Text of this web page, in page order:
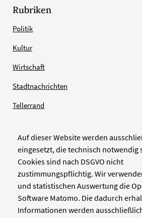
Auf dieser Website werden
eingesetzt, die technisch notwendig
Cookies sind nach DSGVO nicht
zustimmungspflichtig. Wir
und statistischen Auswertung die
Software Matomo. Die dadurch
Informationen werden
Rubriken
Politik
Kultur
Wirtschaft
Stadtnachrichten
Tellerrand
Verlag
Zellwerk GmbH & Co KG
Pinienstraße 2
40233 Düsseldorf
www.zellwerk.com